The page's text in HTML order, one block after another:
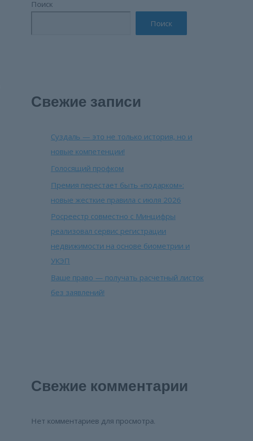
Поиск
Поиск
Свежие записи
Суздаль — это не только история, но и
новые компетенции!
Голосящий профком
Премия перестает быть «подарком»:
новые жесткие правила с июля 2026
Росреестр совместно с Минцифры
реализовал сервис регистрации
недвижимости на основе биометрии и
УКЭП
Ваше право — получать расчетный листок
без заявлений!
Свежие комментарии
Нет комментариев для просмотра.